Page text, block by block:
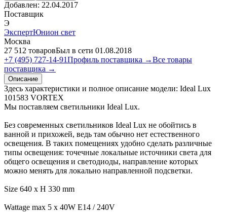
Добавлен: 22.04.2017
Поставщик
Э
ЭкспертЮнион свет
Москва
27 512 товаровБыл в сети 01.08.2018
+7 (495) 727-14-91Профиль поставщика →Все товары
поставщика →
Описание
Здесь характеристики и полное описание модели: Ideal Lux
101583 VORTEX
Мы поставляем светильники Ideal Lux.
Без современных светильников Ideal Lux не обойтись в
ванной и прихожей, ведь там обычно нет естественного
освещения. В таких помещениях удобно сделать различные
типы освещения: точечные локальные источники света для
общего освещения и светодиоды, направление которых
можно менять для локально направленной подсветки.
Size 640 x H 330 mm
Wattage max 5 x 40W E14 / 240V